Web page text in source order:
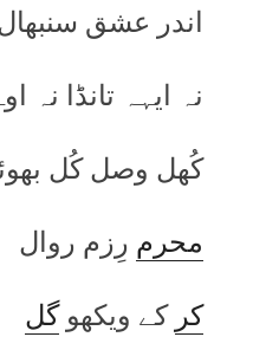
اندر عشق
نہ ایہہ تانڈا نہ
کُھل وصل کُل
محرم رِزم روال
کر کے ویکھوگل